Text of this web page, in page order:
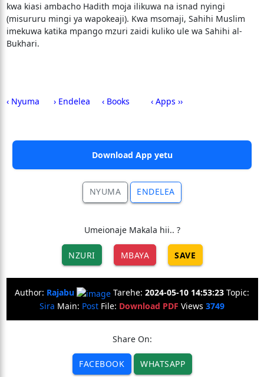
kwa kiasi ambacho Hadith moja ilikuwa na isnad nyingi
(misururu mingi ya wapokeaji). Kwa msomaji, Sahihi Muslim
imekuwa katika mpango mzuri zaidi kuliko ule wa Sahihi al-
Bukhari.
‹ Nyuma › Endelea ‹ Books ‹ Apps ››
Download App yetu
NYUMA ENDELEA
Umeionaje Makala hii.. ?
NZURI MBAYA SAVE
Author: Rajabu Tarehe: 2024-05-10 14:53:23 Topic:
Sira Main: Post File: Download PDF Views 3749
Share On:
FACEBOOK WHATSAPP